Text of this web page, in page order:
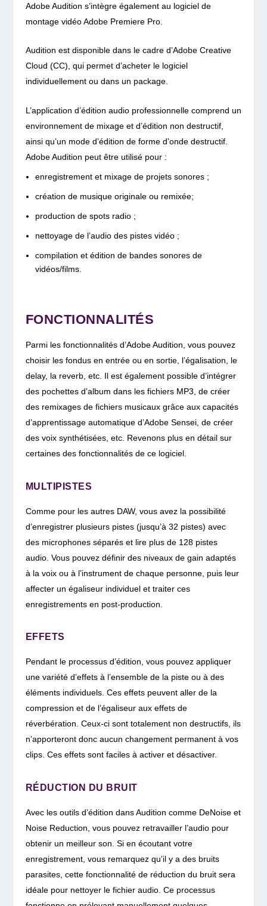
Adobe Audition s’intègre également au logiciel de
montage vidéo Adobe Premiere Pro.
Audition est disponible dans le cadre d’Adobe Creative
Cloud (CC), qui permet d’acheter le logiciel
individuellement ou dans un package.
L’application d’édition audio professionnelle comprend un
environnement de mixage et d’édition non destructif,
ainsi qu’un mode d’édition de forme d’onde destructif.
Adobe Audition peut être utilisé pour :
enregistrement et mixage de projets sonores ;
création de musique originale ou remixée;
production de spots radio ;
nettoyage de l’audio des pistes vidéo ;
compilation et édition de bandes sonores de
vidéos/films.
FONCTIONNALITÉS
Parmi les fonctionnalités d’Adobe Audition, vous pouvez
choisir les fondus en entrée ou en sortie, l’égalisation, le
delay, la reverb, etc. Il est également possible d’intégrer
des pochettes d’album dans les fichiers MP3, de créer
des remixages de fichiers musicaux grâce aux capacités
d’apprentissage automatique d’Adobe Sensei, de créer
des voix synthétisées, etc. Revenons plus en détail sur
certaines des fonctionnalités de ce logiciel.
MULTIPISTES
Comme pour les autres DAW, vous avez la possibilité
d’enregistrer plusieurs pistes (jusqu’à 32 pistes) avec
des microphones séparés et lire plus de 128 pistes
audio. Vous pouvez définir des niveaux de gain adaptés
à la voix ou à l’instrument de chaque personne, puis leur
affecter un égaliseur individuel et traiter ces
enregistrements en post-production.
EFFETS
Pendant le processus d’édition, vous pouvez appliquer
une variété d’effets à l’ensemble de la piste ou à des
éléments individuels. Ces effets peuvent aller de la
compression et de l’égaliseur aux effets de
réverbération. Ceux-ci sont totalement non destructifs, ils
n’apporteront donc aucun changement permanent à vos
clips. Ces effets sont faciles à activer et désactiver.
RÉDUCTION DU BRUIT
Avec les outils d’édition dans Audition comme DeNoise et
Noise Reduction, vous pouvez retravailler l’audio pour
obtenir un meilleur son. Si en écoutant votre
enregistrement, vous remarquez qu’il y a des bruits
parasites, cette fonctionnalité de réduction du bruit sera
idéale pour nettoyer le fichier audio. Ce processus